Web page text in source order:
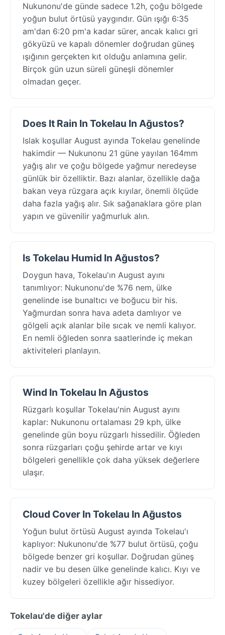
Nukunonu'de günde sadece 1.2h, çoğu bölgede
yoğun bulut örtüsü yaygındır. Gün ışığı 6:35
am'dan 6:20 pm'a kadar sürer, ancak kalıcı gri
gökyüzü ve kapalı dönemler doğrudan güneş
ışığının gerçekten kıt olduğu anlamına gelir.
Birçok gün uzun süreli güneşli dönemler
olmadan geçer.
Does It Rain In Tokelau In Ağustos?
Islak koşullar August ayında Tokelau genelinde
hakimdir — Nukunonu 21 güne yayılan 164mm
yağış alır ve çoğu bölgede yağmur neredeyse
günlük bir özelliktir. Bazı alanlar, özellikle dağa
bakan veya rüzgara açık kıyılar, önemli ölçüde
daha fazla yağış alır. Sık sağanaklara göre plan
yapın ve güvenilir yağmurluk alın.
Is Tokelau Humid In Ağustos?
Doygun hava, Tokelau'ın August ayını
tanımlıyor: Nukunonu'de %76 nem, ülke
genelinde ise bunaltıcı ve boğucu bir his.
Yağmurdan sonra hava adeta damlıyor ve
gölgeli açık alanlar bile sıcak ve nemli kalıyor.
En nemli öğleden sonra saatlerinde iç mekan
aktiviteleri planlayın.
Wind In Tokelau In Ağustos
Rüzgarlı koşullar Tokelau'nin August ayını
kaplar: Nukunonu ortalaması 29 kph, ülke
genelinde gün boyu rüzgarlı hissedilir. Öğleden
sonra rüzgarları çoğu şehirde artar ve kıyı
bölgeleri genellikle çok daha yüksek değerlere
ulaşır.
Cloud Cover In Tokelau In Ağustos
Yoğun bulut örtüsü August ayında Tokelau'ı
kaplıyor: Nukunonu'de %77 bulut örtüsü, çoğu
bölgede benzer gri koşullar. Doğrudan güneş
nadir ve bu desen ülke genelinde kalıcı. Kıyı ve
kuzey bölgeleri özellikle ağır hissediyor.
Tokelau'de diğer aylar